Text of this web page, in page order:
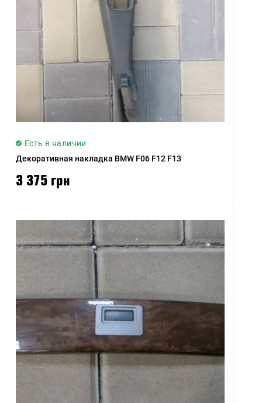
Есть в наличии
Декоративная накладка BMW F06 F12 F13
3 375 грн